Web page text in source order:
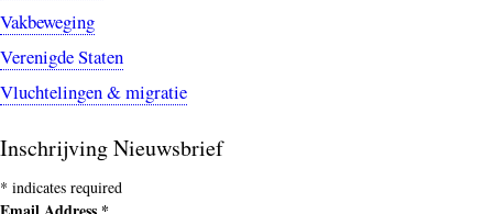
Vakbeweging
Verenigde Staten
Vluchtelingen & migratie
Inschrijving Nieuwsbrief
* indicates required